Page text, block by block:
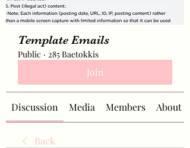
Template Emails
Public · 285 Baetokkis
Join
Discussion Media Members About
Back